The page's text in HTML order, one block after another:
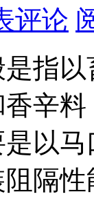
评论
以
辛
以
隔